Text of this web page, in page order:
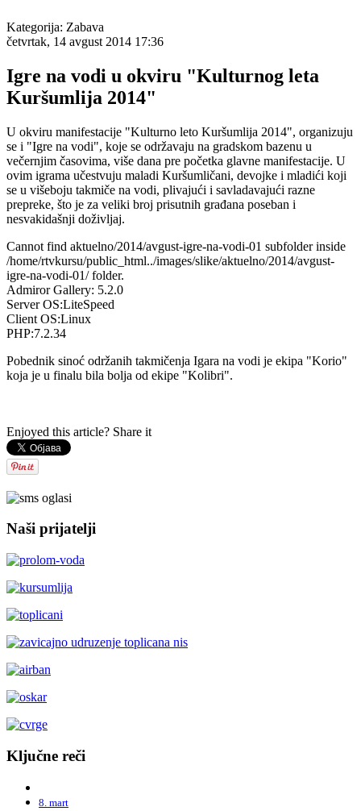
Kategorija: Zabava
četvrtak, 14 avgust 2014 17:36
Igre na vodi u okviru "Kulturnog leta
Kuršumlija 2014"
U okviru manifestacije "Kulturno leto Kuršumlija 2014", organizuju
se i "Igre na vodi", koje se održavaju na gradskom bazenu u
večernjim časovima, više dana pre početka glavne manifestacije. U
ovim igrama učestvuju maladi Kuršumličani, devojke i mladići koji
se u višeboju takmiče na vodi, plivajući i savladavajući razne
prepreke, što je za veliki broj prisutnih građana poseban i
nesvakidašnji doživljaj.
Cannot find aktuelno/2014/avgust-igre-na-vodi-01 subfolder inside
/home/rtvkursu/public_html../images/slike/aktuelno/2014/avgust-
igre-na-vodi-01/ folder.
Admiror Gallery: 5.2.0
Server OS:LiteSpeed
Client OS:Linux
PHP:7.2.34
Pobednik sinoć održanih takmičenja Igara na vodi je ekipa "Korio"
koja je u finalu bila bolja od ekipe "Kolibri".
AdmirorGallery 5.2.0, author/s Vasiljevski &
Enjoyed this article? Share it
Naši prijatelji
Ključne reči
8. mart